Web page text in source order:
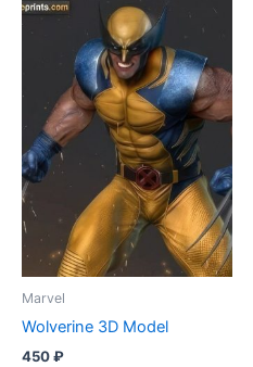
Marvel
Wolverine 3D Model
450₽